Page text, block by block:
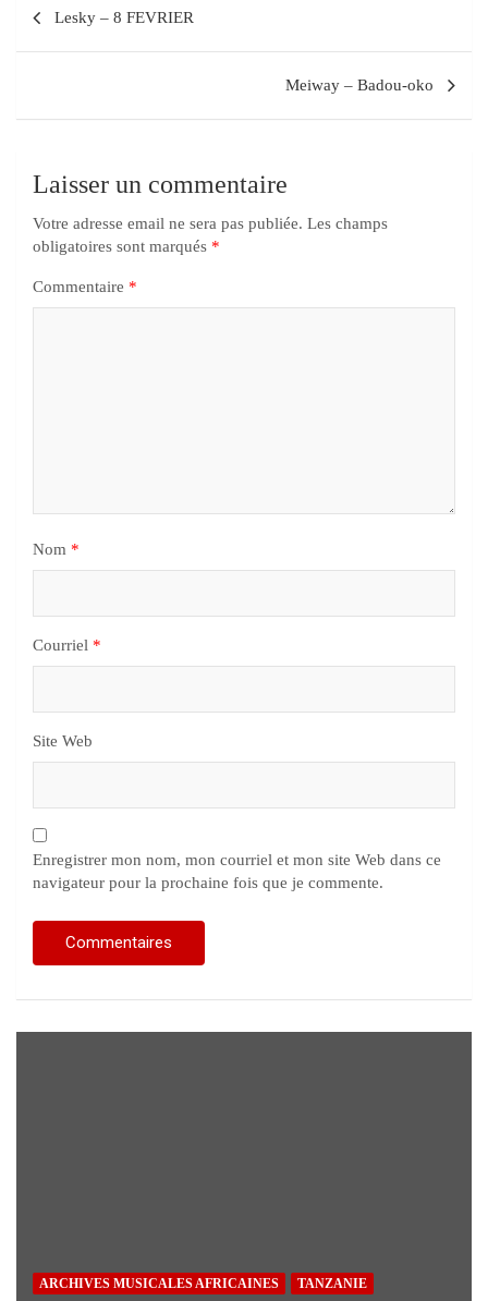
Lesky – 8 FEVRIER
Meiway – Badou-oko
Laisser un commentaire
Votre adresse email ne sera pas publiée. Les champs
obligatoires sont marqués *
Commentaire *
Nom *
Courriel *
Site Web
Enregistrer mon nom, mon courriel et mon site Web dans ce
navigateur pour la prochaine fois que je commente.
ARCHIVES MUSICALES AFRICAINES TANZANIE